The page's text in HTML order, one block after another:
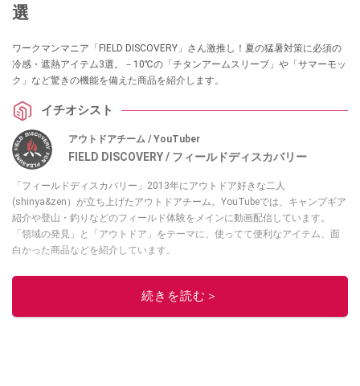
選
ワークマンマニア「FIELD DISCOVERY」さん激推し！夏の猛暑対策に必須の
冷感・遮熱アイテム3選。－10℃の「チタンアームスリーブ」や「サマーモッ
ク」など驚きの機能を備えた商品を紹介します。
イチオシスト
アウトドアチーム / YouTuber
FIELD DISCOVERY / フィールドディスカバリー
「フィールドディスカバリー」2013年にアウトドア好きな二人
(shinya&zen）が立ち上げたアウトドアチーム。YouTubeでは、キャンプギア
紹介や登山・釣りなどのフィールド体験をメインに動画配信しています。
「領域の発見」と「アウトドア」をテーマに、使ってて便利なアイテム、面
白かった商品などを紹介しています。
・Instagramは
続きを読む＞